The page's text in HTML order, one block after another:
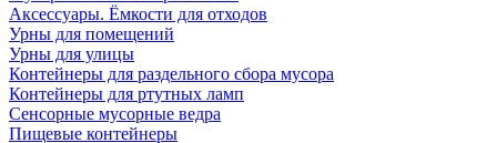
Аксессуары. Ёмкости для отходов
Урны для помещений
Урны для улицы
Контейнеры для раздельного сбора мусора
Контейнеры для ртутных ламп
Сенсорные мусорные ведра
Пищевые контейнеры